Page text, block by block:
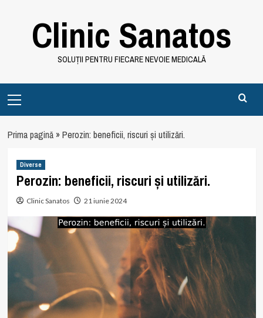
Clinic Sanatos
SOLUȚII PENTRU FIECARE NEVOIE MEDICALĂ
Menu
Prima pagină»Perozin: beneficii, riscuri și utilizări.
Diverse
Perozin: beneficii, riscuri și utilizări.
Clinic Sanatos 21 iunie 2024